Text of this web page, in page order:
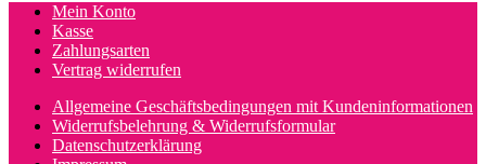
Mein Konto
Kasse
Zahlungsarten
Vertrag widerrufen
Allgemeine Geschäftsbedingungen mit Kundeninformationen
Widerrufsbelehrung & Widerrufsformular
Datenschutzerklärung